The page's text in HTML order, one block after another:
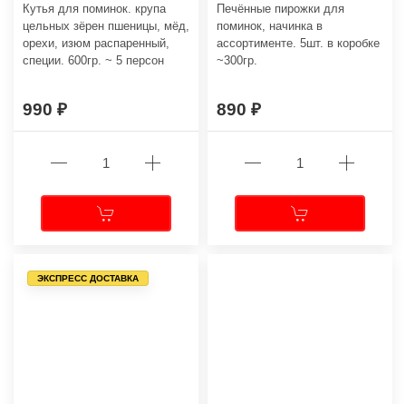
Кутья для поминок. крупа
цельных зёрен пшеницы, мёд,
орехи, изюм распаренный,
специи. 600гр. ~ 5 персон
990
Печённые пирожки для
поминок, начинка в
ассортименте. 5шт. в коробке
~300гр.
890
ЭКСПРЕСС ДОСТАВКА